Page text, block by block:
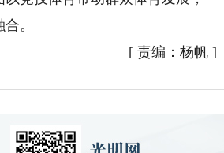
。
[ 责编：杨帆]